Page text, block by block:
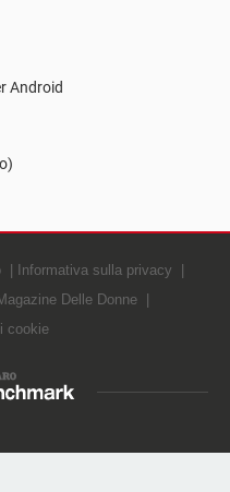
Android
Informativa sulla privacy
Delle Donne
cookie